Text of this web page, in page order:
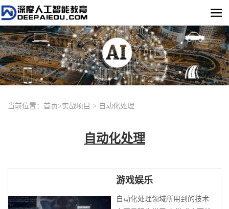
当前位置： 首页>实战项目 > 自动化处理
自动化处理
游戏娱乐
自动化处理领域所用到的技术